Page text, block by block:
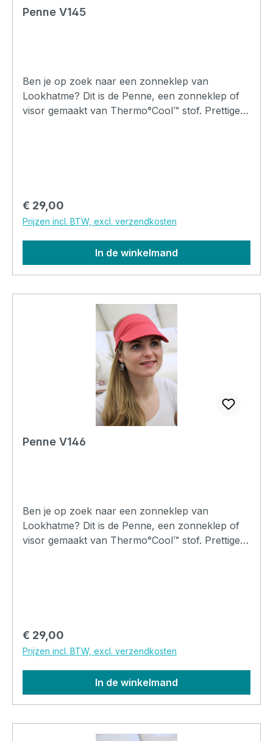
Penne V145
Ben je op zoek naar een zonneklep van
Lookhatme? Dit is de Penne, een zonneklep of
visor gemaakt van Thermo°Cool™ stof. Prettige
Normale prijs:
€ 29,00
Prijzen incl. BTW, excl. verzendkosten
In de winkelmand
Penne V146
Ben je op zoek naar een zonneklep van
Lookhatme? Dit is de Penne, een zonneklep of
visor gemaakt van Thermo°Cool™ stof. Prettige
Normale prijs:
€ 29,00
Prijzen incl. BTW, excl. verzendkosten
In de winkelmand